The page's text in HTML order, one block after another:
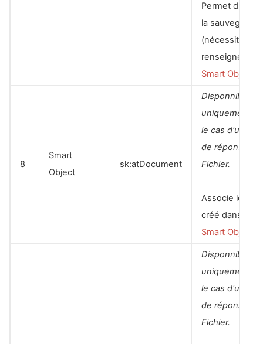
Permet
la sauvegarde
(nécessite
renseigné le
Smart Object
8
Smart
Object
sk:atDocument
Disponnible
uniquement
le cas d'un
de réponse
Fichier.
Associe le
créé dans le
Smart Object
Disponnible
uniquement
le cas d'un
de réponse
Fichier.